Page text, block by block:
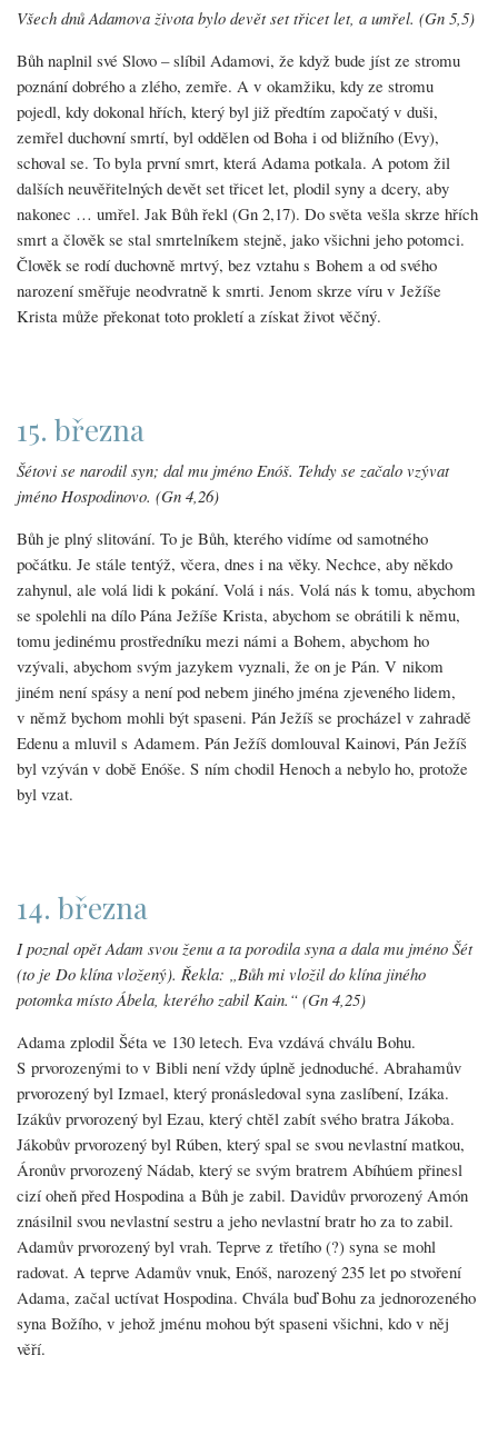
Všech dnů Adamova života bylo devět set třicet let, a umřel. (Gn 5,5)
Bůh naplnil své Slovo – slíbil Adamovi, že když bude jíst ze stromu
poznání dobrého a zlého, zemře. A v okamžiku, kdy ze stromu
pojedl, kdy dokonal hřích, který byl již předtím započatý v duši,
zemřel duchovní smrtí, byl oddělen od Boha i od bližního (Evy),
schoval se. To byla první smrt, která Adama potkala. A potom žil
dalších neuvěřitelných devět set třicet let, plodil syny a dcery, aby
nakonec … umřel. Jak Bůh řekl (Gn 2,17). Do světa vešla skrze hřích
smrt a člověk se stal smrtelníkem stejně, jako všichni jeho potomci.
Člověk se rodí duchovně mrtvý, bez vztahu s Bohem a od svého
narození směřuje neodvratně k smrti. Jenom skrze víru v Ježíše
Krista může překonat toto prokletí a získat život věčný.
15. března
Šétovi se narodil syn; dal mu jméno Enóš. Tehdy se začalo vzývat
jméno Hospodinovo. (Gn 4,26)
Bůh je plný slitování. To je Bůh, kterého vidíme od samotného
počátku. Je stále tentýž, včera, dnes i na věky. Nechce, aby někdo
zahynul, ale volá lidi k pokání. Volá i nás. Volá nás k tomu, abychom
se spolehli na dílo Pána Ježíše Krista, abychom se obrátili k němu,
tomu jedinému prostředníku mezi námi a Bohem, abychom ho
vzývali, abychom svým jazykem vyznali, že on je Pán. V nikom
jiném není spásy a není pod nebem jiného jména zjeveného lidem,
v němž bychom mohli být spaseni. Pán Ježíš se procházel v zahradě
Edenu a mluvil s Adamem. Pán Ježíš domlouval Kainovi, Pán Ježíš
byl vzýván v době Enóše. S ním chodil Henoch a nebylo ho, protože
byl vzat.
14. března
I poznal opět Adam svou ženu a ta porodila syna a dala mu jméno Šét
(to je Do klína vložený). Řekla: „Bůh mi vložil do klína jiného
potomka místo Ábela, kterého zabil Kain.“ (Gn 4,25)
Adama zplodil Šéta ve 130 letech. Eva vzdává chválu Bohu.
S prvorozenými to v Bibli není vždy úplně jednoduché. Abrahamův
prvorozený byl Izmael, který pronásledoval syna zaslíbení, Izáka.
Izákův prvorozený byl Ezau, který chtěl zabít svého bratra Jákoba.
Jákobův prvorozený byl Rúben, který spal se svou nevlastní matkou,
Áronův prvorozený Nádab, který se svým bratrem Abíhúem přinesl
cizí oheň před Hospodina a Bůh je zabil. Davidův prvorozený Amón
znásilnil svou nevlastní sestru a jeho nevlastní bratr ho za to zabil.
Adamův prvorozený byl vrah. Teprve z třetího (?) syna se mohl
radovat. A teprve Adamův vnuk, Enóš, narozený 235 let po stvoření
Adama, začal uctívat Hospodina. Chvála buď Bohu za jednorozeného
syna Božího, v jehož jménu mohou být spaseni všichni, kdo v něj
věří.